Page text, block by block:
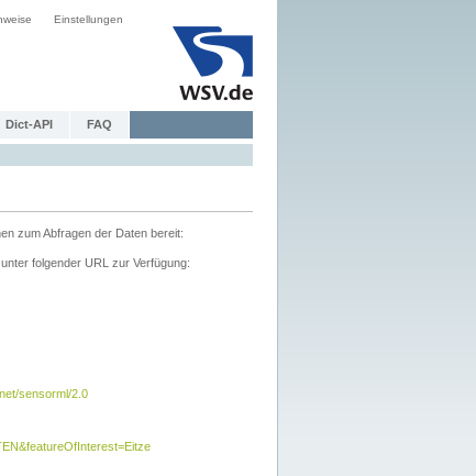
Einstellungen
Dict-API FAQ
zum Abfragen der Daten bereit:
folgender URL zur Verfügung:
sensorml/2.0